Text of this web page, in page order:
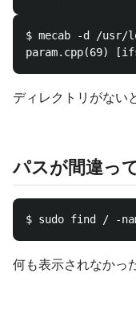
$ mecab -d /usr/
ディレクトリがない
パスが間違っ
何も表示されなかっ